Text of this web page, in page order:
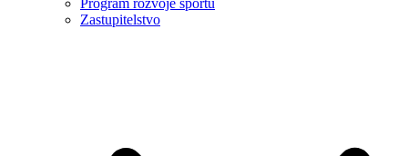
Zastupitelstvo